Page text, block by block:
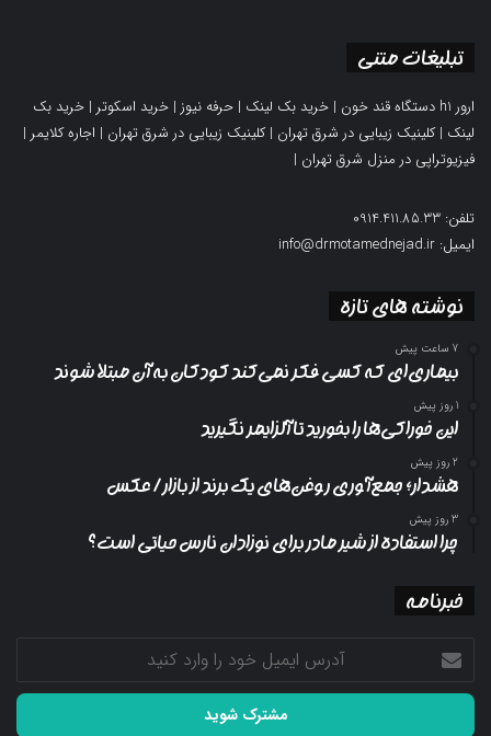
تبلیغات متنی
ارور h1 دستگاه قند خون | خرید بک لینک | حرفه نیوز | خرید اسکوتر | خرید بک
لینک |کلینیک زیبایی در شرق تهران |کلینیک زیبایی در شرق تهران | اجاره کلایمر |
فیزیوتراپی در منزل شرق تهران |
تلفن: 0914.411.85.33
ایمیل: info@drmotamednejad.ir
نوشته های تازه
7 ساعت پیش
بیماری‌ای که کسی فکر نمی‌کند کودکان به آن مبتلا شوند
1 روز پیش
این خوراکی‌ها را بخورید تا آلزایمر نگیرید
2 روز پیش
هشدار؛ جمع‌آوری روغن‌های یک برند از بازار/ عکس
3 روز پیش
چرا استفاده از شیر مادر برای نوزادان نارس حیاتی است؟
خبرنامه
آدرس
ایمیل
خود